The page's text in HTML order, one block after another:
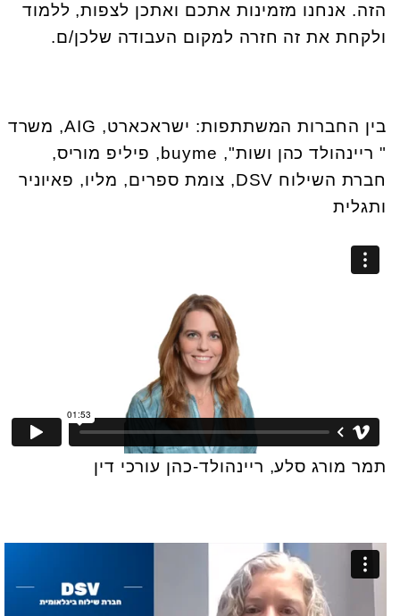
הזה. אנחנו מזמינות אתכם ואתכן לצפות, ללמוד
ולקחת את זה חזרה למקום העבודה שלכן/ם.
בין החברות המשתתפות: ישראכארט, AIG, משרד
" ריינהולד כהן ושות", buyme, פיליפ מוריס,
חברת השילוח DSV, צומת ספרים, מליו, פאיוניר
ותגלית
תמר מורג סלע, ריינהולד-כהן עורכי דין